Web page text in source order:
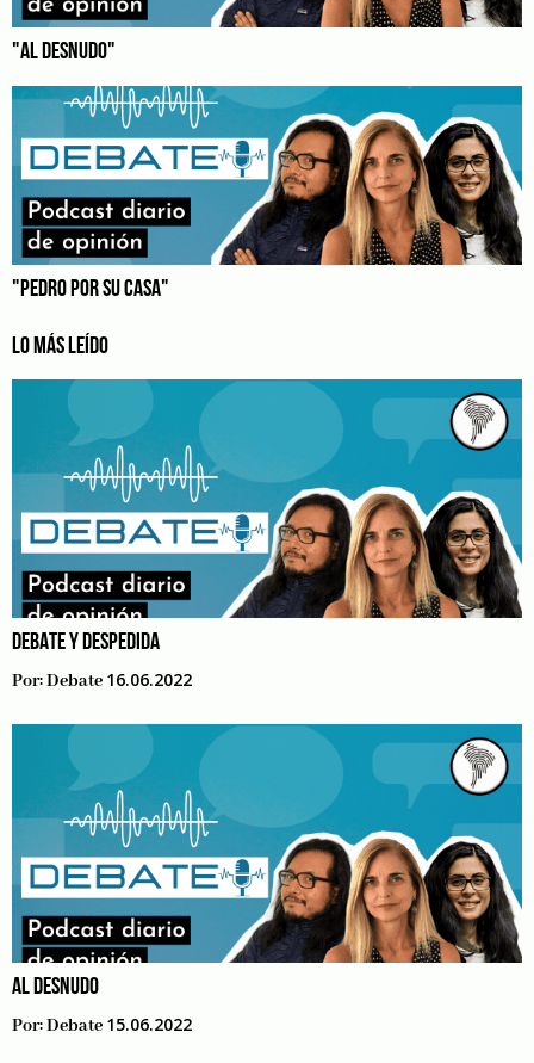
"AL DESNUDO"
"PEDRO POR SU CASA"
LO MÁS LEÍDO
DEBATE Y DESPEDIDA
Por:Debate 16.06.2022
AL DESNUDO
Por:Debate 15.06.2022